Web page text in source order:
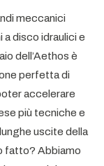
meccanici
disco idraulici e
dell’Aethos è
perfetta di
accelerare
più tecniche e
uscite della
fatto? Abbiamo